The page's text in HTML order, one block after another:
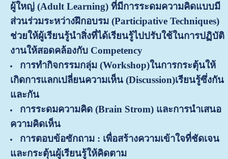
ผู้ใหญ่ (Adult Learning) ที่มีการระดมความคิดแบบมี
ส่วนร่วมระหว่างฝึกอบรม (Participative Techniques)
ช่วยให้ผู้เรียนรู้นำสิ่งที่ได้เรียนรู้ไปปรับใช้ในการปฏิบัติ
งานให้สอดคล้องกับ Competency
การทำกิจกรรมกลุ่ม(Workshop)ในการกระตุ้นให้
เกิดการแลกเปลี่ยนความเห็น(Discussion)เรียนรู้ซึ่งกัน
และกัน
การระดมความคิด(Brain Strom) และการนำเสนอ
ความคิดเห็น
การตอบข้อซักถาม : เพื่อสร้างความเข้าใจที่ชัดเจน
และกระตุ้นผู้เรียนรู้ให้คิดตาม